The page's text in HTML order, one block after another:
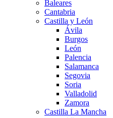
Baleares
Cantabria
Castilla y León
Ávila
Burgos
León
Palencia
Salamanca
Segovia
Soria
Valladolid
Zamora
Castilla La Mancha